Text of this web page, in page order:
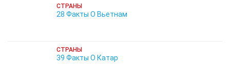
СТРАНЫ
28 Факты О Вьетнам
СТРАНЫ
39 Факты О Катар